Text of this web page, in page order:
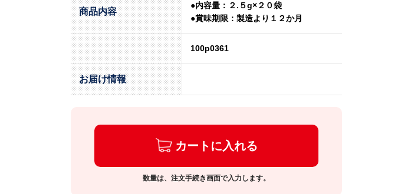
商品内容
●内容量：２.５g×２０袋
●賞味期限：製造より１２か月
100p0361
お届け情報
カートに入れる
数量は、注文手続き画面で入力します。